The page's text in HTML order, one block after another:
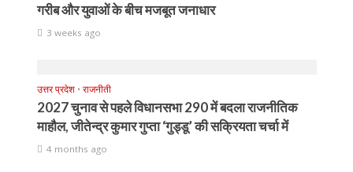
गरीब और युवाओं के बीच मजबूत जनाधार
3 weeks ago
उत्तर प्रदेश • राजनीती
2027 चुनाव से पहले विधानसभा 290 में बदला राजनीतिक
माहौल, जीतेन्द्र कुमार गुप्ता ‘गुड्डू’ की सक्रियता चर्चा में
4 months ago